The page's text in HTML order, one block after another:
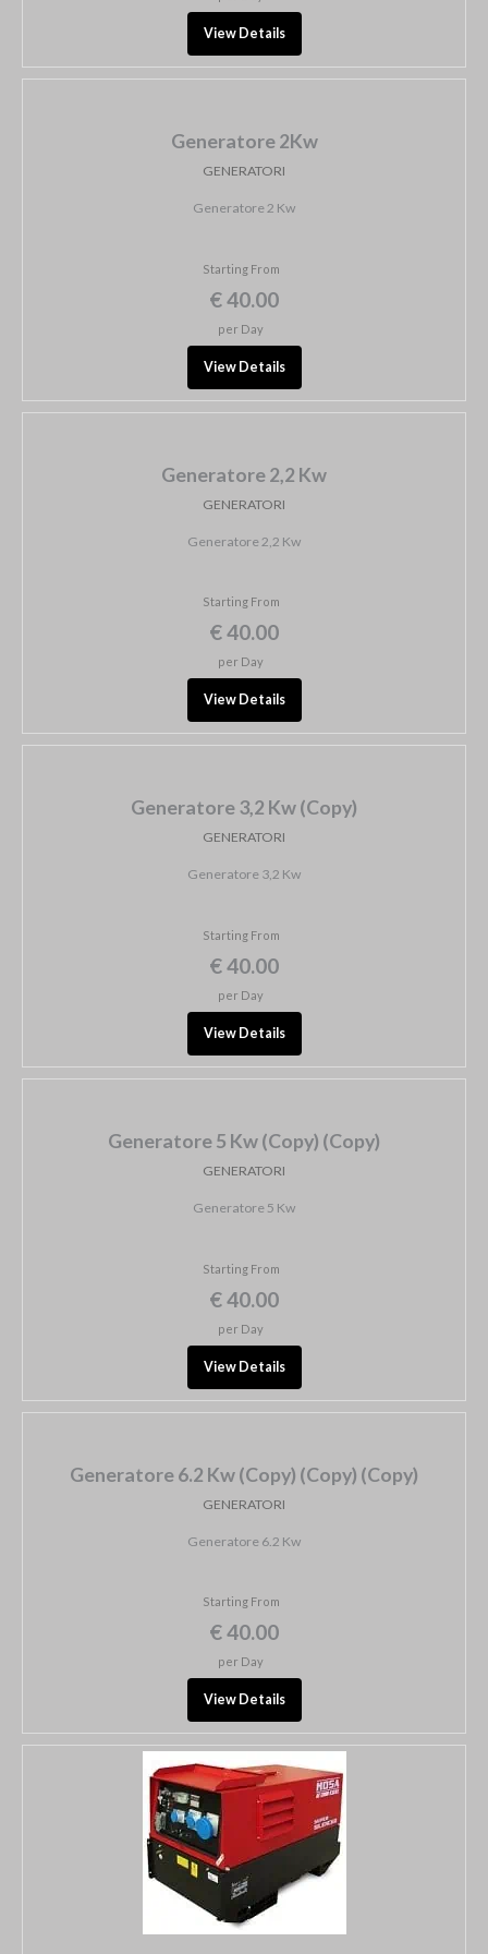
View Details
Generatore 2Kw
GENERATORI
Generatore 2 Kw
Starting From
€ 40.00
per Day
View Details
Generatore 2,2 Kw
GENERATORI
Generatore 2,2 Kw
Starting From
€ 40.00
per Day
View Details
Generatore 3,2 Kw (Copy)
GENERATORI
Generatore 3,2 Kw
Starting From
€ 40.00
per Day
View Details
Generatore 5 Kw (Copy) (Copy)
GENERATORI
Generatore 5 Kw
Starting From
€ 40.00
per Day
View Details
Generatore 6.2 Kw (Copy) (Copy) (Copy)
GENERATORI
Generatore 6.2 Kw
Starting From
€ 40.00
per Day
View Details